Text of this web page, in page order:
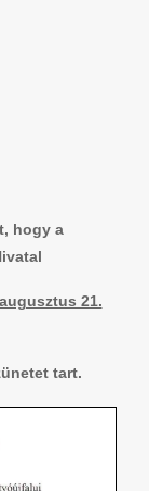
hogy a
21.
tart.